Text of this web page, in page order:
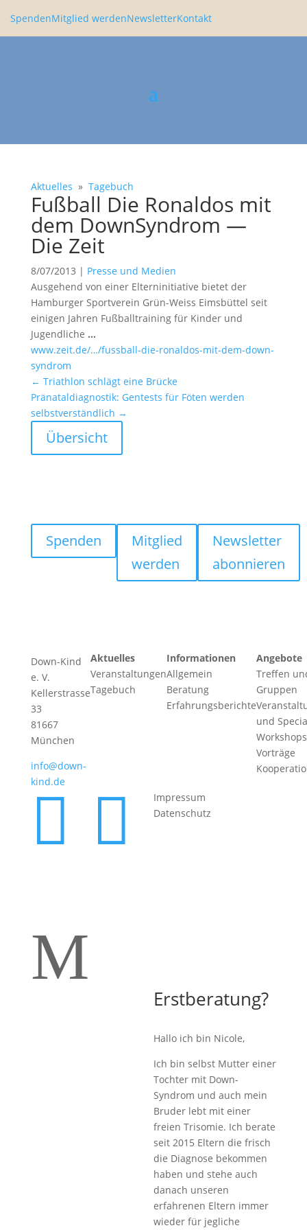
SpendenMitglied werdenNewsletterKontakt
Aktuelles » Tagebuch
Fußball Die Ronaldos mit
dem DownSyn­drom —
Die Zeit
8/07/2013 | Presse und Medien
Ausge­hend von einer Eltern­in­itia­tive bietet der
Hamburger Sport­verein Grün-Weiss Eimsbüttel seit
einigen Jahren Fußball­trai­ning für Kinder und
Jugend­liche …
www.zeit.de/…/fussball-die-ronaldos-mit-dem-down-
syndrom
← Triathlon schlägt eine Brücke
Präna­tal­dia­gnostik: Gentests für Föten werden
selbst­ver­ständ­lich →
Übersicht
Spenden
Mitglied
werden
Newsletter
abonnieren
Down-Kind
e. V.
Kellerstrasse
33
81667
München
info@down-
kind.de
Aktuelles
Veranstaltungen
Tagebuch
Informationen
Allgemein
Beratung
Erfahrungsberichte
Angebote
Treffen
Gruppen
und
Vorträge
 
Impressum
Datenschutz
M
Erstberatung?
Hallo ich bin Nicole,
Ich bin selbst Mutter einer
Tochter mit Down-
Syndrom und auch mein
Bruder lebt mit einer
freien Trisomie. Ich berate
seit 2015 Eltern die frisch
die Diagnose bekommen
haben und stehe auch
danach unseren
erfahrenen Eltern immer
wieder für jegliche